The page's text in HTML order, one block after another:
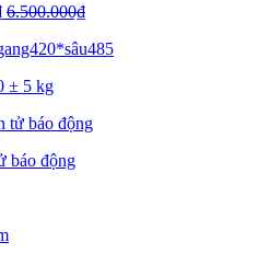
6.500.000₫
± 5 kg
báo động